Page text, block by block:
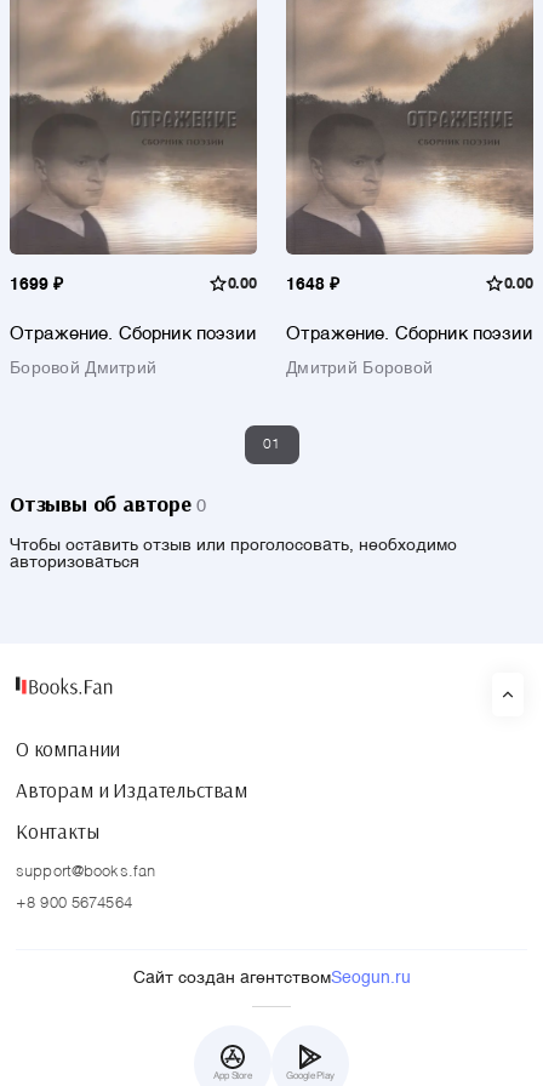
1699 ₽ 0.00
Отражение. Сборник поэзии
Боровой Дмитрий
1648 ₽ 0.00
Отражение. Сборник поэзии
Дмитрий Боровой
01
Отзывы об авторе 0
Чтобы оставить отзыв или проголосовать, необходимо
авторизоваться
О компании
Авторам и Издательствам
Контакты
support@books.fan
+8 900 5674564
Сайт создан агентствомSeogun.ru
App Store Google Play